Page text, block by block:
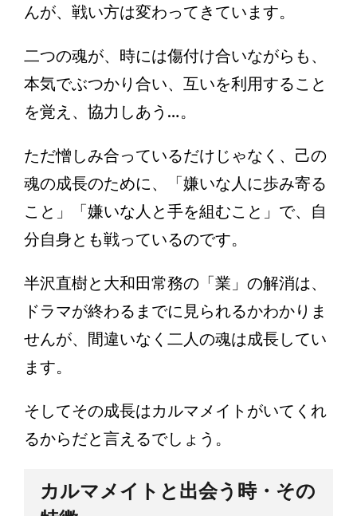
んが、戦い方は変わってきています。
二つの魂が、時には傷付け合いながらも、
本気でぶつかり合い、互いを利用すること
を覚え、協力しあう…。
ただ憎しみ合っているだけじゃなく、己の
魂の成長のために、「嫌いな人に歩み寄る
こと」「嫌いな人と手を組むこと」で、自
分自身とも戦っているのです。
半沢直樹と大和田常務の「業」の解消は、
ドラマが終わるまでに見られるかわかりま
せんが、間違いなく二人の魂は成長してい
ます。
そしてその成長はカルマメイトがいてくれ
るからだと言えるでしょう。
カルマメイトと出会う時・その